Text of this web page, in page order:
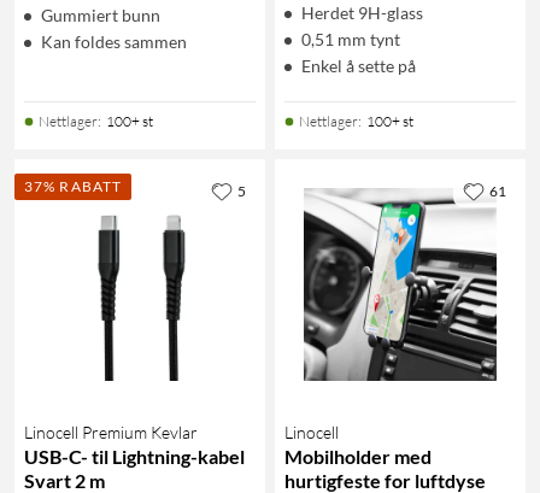
Gummiert bunn
Kan foldes sammen
Nettlager: 100+ st
Herdet 9H-glass
0,51 mm tynt
Enkel å sette på
Nettlager: 100+ st
37% RABATT
Linocell Premium Kevlar
USB-C- til Lightning-kabel
Svart 2 m
5
Linocell
Mobilholder med
hurtigfeste for luftdyse
61